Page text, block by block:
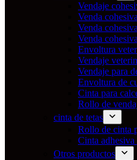
Vendaje
Venda
Venda
Venda
Envoltura
Vendaje
Vendaje para
Envoltura de
Cinta para
Rollo de
cinta de tetas
Rollo de cinta
Cinta adhesiva
Otros productos